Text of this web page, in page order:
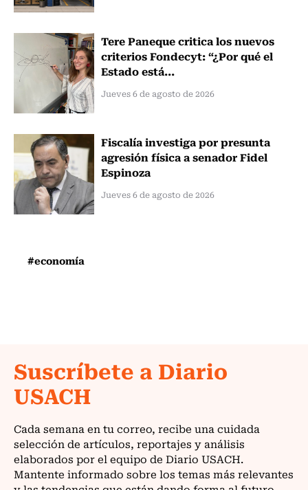
Tere Paneque critica los nuevos
criterios Fondecyt: “¿Por qué el
Estado está...
Jueves 6 de agosto de 2026
Fiscalía investiga por presunta
agresión física a senador Fidel
Espinoza
Jueves 6 de agosto de 2026
#economía